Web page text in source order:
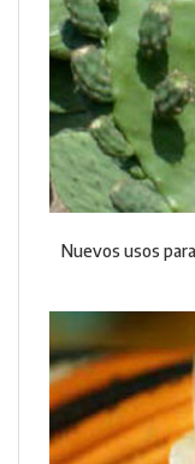
Nuevos usos